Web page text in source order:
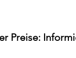
Preise: